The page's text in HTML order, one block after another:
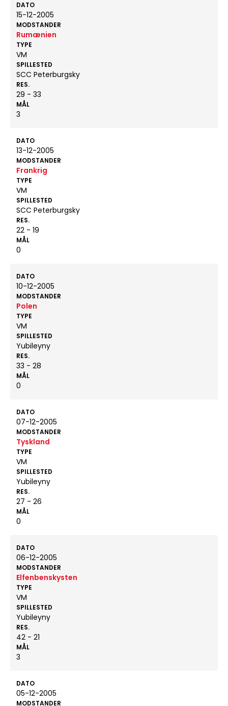
DATO
15-12-2005
MODSTANDER
Rumænien
TYPE
VM
SPILLESTED
SCC Peterburgsky
RES.
29 - 33
MÅL
3
DATO
13-12-2005
MODSTANDER
Frankrig
TYPE
VM
SPILLESTED
SCC Peterburgsky
RES.
22 - 19
MÅL
0
DATO
10-12-2005
MODSTANDER
Polen
TYPE
VM
SPILLESTED
Yubileyny
RES.
33 - 28
MÅL
0
DATO
07-12-2005
MODSTANDER
Tyskland
TYPE
VM
SPILLESTED
Yubileyny
RES.
27 - 26
MÅL
0
DATO
06-12-2005
MODSTANDER
Elfenbenskysten
TYPE
VM
SPILLESTED
Yubileyny
RES.
42 - 21
MÅL
3
DATO
05-12-2005
MODSTANDER